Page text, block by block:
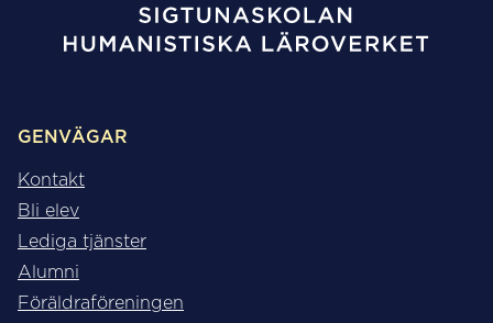
GENVÄGAR
Kontakt
Bli elev
Lediga tjänster
Alumni
Föräldraföreningen